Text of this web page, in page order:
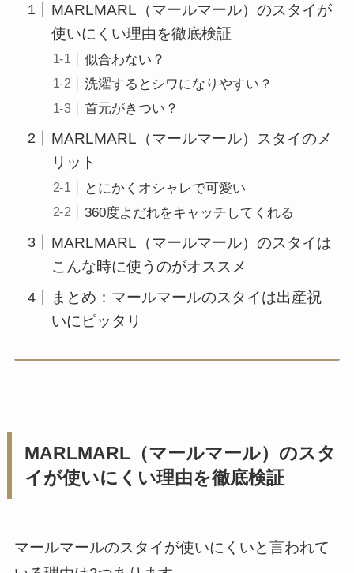
MARLMARL（マールマール）のスタイが
使いにくい理由を徹底検証
似合わない？
洗濯するとシワになりやすい？
首元がきつい？
MARLMARL（マールマール）スタイのメ
リット
とにかくオシャレで可愛い
360度よだれをキャッチしてくれる
MARLMARL（マールマール）のスタイは
こんな時に使うのがオススメ
まとめ：マールマールのスタイは出産祝
いにピッタリ
MARLMARL（マールマール）のスタ
イが使いにくい理由を徹底検証
マールマールのスタイが使いにくいと言われて